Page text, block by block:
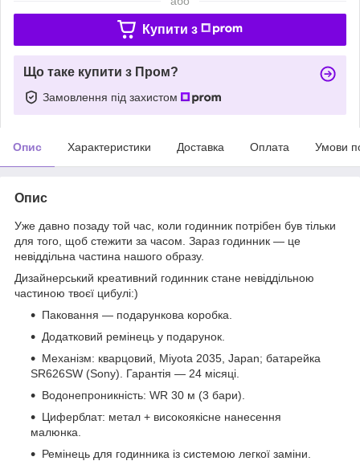
Купити з
Що таке купити з Пром?
Замовлення під захистом
Опис Характеристики Доставка Оплата Умови
Опис
Уже давно позаду той час, коли годинник потрібен був тільки
для того, щоб стежити за часом. Зараз годинник — це
невіддільна частина нашого образу.
Дизайнерський креативний годинник стане невіддільною
частиною твоєї цибулі:)
Паковання — подарункова коробка.
Додатковий ремінець у подарунок.
Механізм: кварцовий, Miyota 2035, Japan; батарейка
SR626SW (Sony). Гарантія — 24 місяці.
Водонепроникність: WR 30 м (3 бари).
Циферблат: метал + високоякісне нанесення
малюнка.
Ремінець для годинника із системою легкої заміни.